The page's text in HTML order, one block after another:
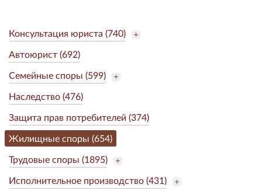
Консультация юриста (740)
Автоюрист (692)
Семейные споры (599)
Наследство (476)
Защита прав потребителей (374)
Жилищные споры (654)
Трудовые споры (1895)
Исполнительное производство (431)